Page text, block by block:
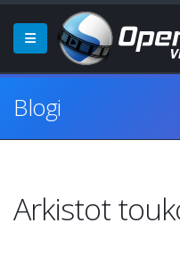
Blogi
Arkistot